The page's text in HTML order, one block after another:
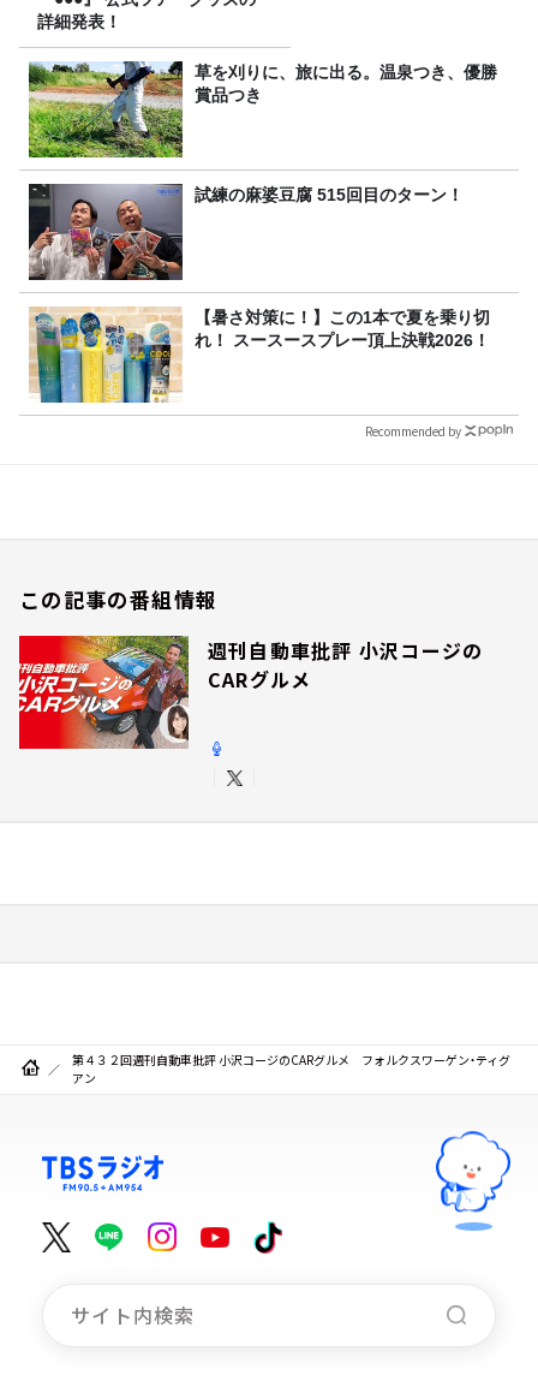
詳細発表！
草を刈りに、旅に出る。温泉つき、優勝
賞品つき
試練の麻婆豆腐 515回目のターン！
【暑さ対策に！】この1本で夏を乗り切
れ！ スースースプレー頂上決戦2026！
Recommended by
この記事の番組情報
週刊自動車批評 小沢コージの
CARグルメ
第４３２回週刊自動車批評 小沢コージのCARグルメ フォルクスワーゲン・ティグ
アン